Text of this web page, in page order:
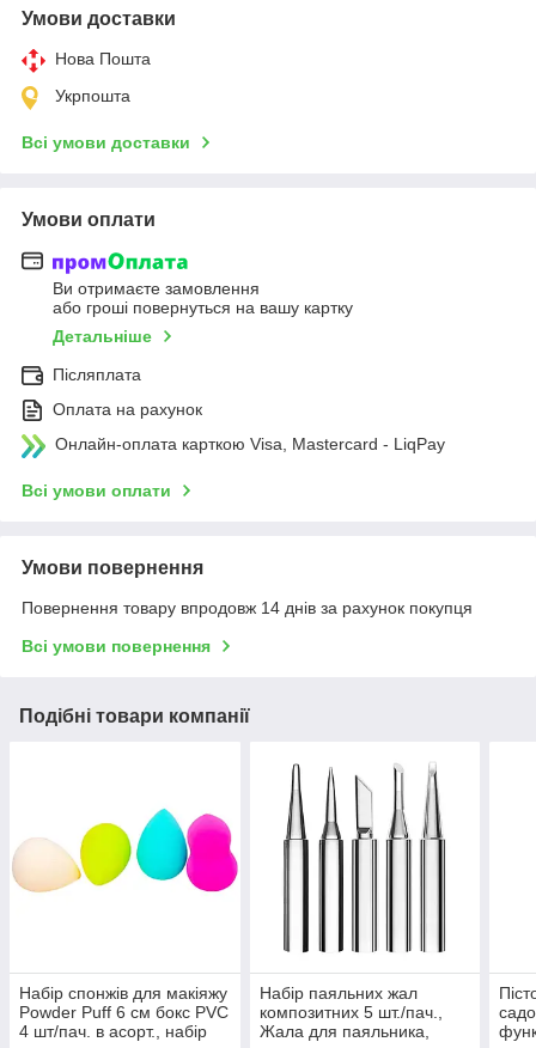
Умови доставки
Нова Пошта
Укрпошта
Всі умови доставки
Умови оплати
Ви отримаєте замовлення
або гроші повернуться на вашу картку
Детальніше
Післяплата
Оплата на рахунок
Онлайн-оплата карткою Visa, Mastercard - LiqPay
Всі умови оплати
Умови повернення
Повернення товару впродовж 14 днів за рахунок покупця
Всі умови повернення
Подібні товари компанії
Набір спонжів для макіяжу
Powder Puff 6 см бокс PVC
4 шт/пач. в асорт., набір
Набір паяльних жал
композитних 5 шт./пач.,
Жала для паяльника,